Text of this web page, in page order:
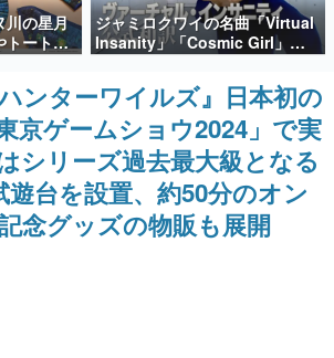
に訊く
のデジタルゲーム市場を担う若きクリエイター達
い、彼らのルーツと情熱を探っていきます。
ム世代の作家たち
多大な影響を受けた作家さんに取材し、ゲームが
ンテンツ産業やカルチャーに与えた影響を探る企
バイルゲーム産業史
バイルゲーム史における主要なトピック・タイト
するほか、開発者へのインタビューや識者による
載。約20年の歴史が一望できる決定版！
川の星月
トートバ
日21時よ
ジャミロクワイの名曲「Virtual
Insanity」「Cosmic Girl」
「Canned Heat」公式日本語字
幕付きMVがいきなり公開！
「SUMMER SONIC 2026」での
9年ぶりとなる日本公演を記念し
て
ンターワイルズ』日本初の
京ゲームショウ2024」で実
シリーズ過去最大級となる
遊台を設置、約50分のオン
念グッズの物販も展開